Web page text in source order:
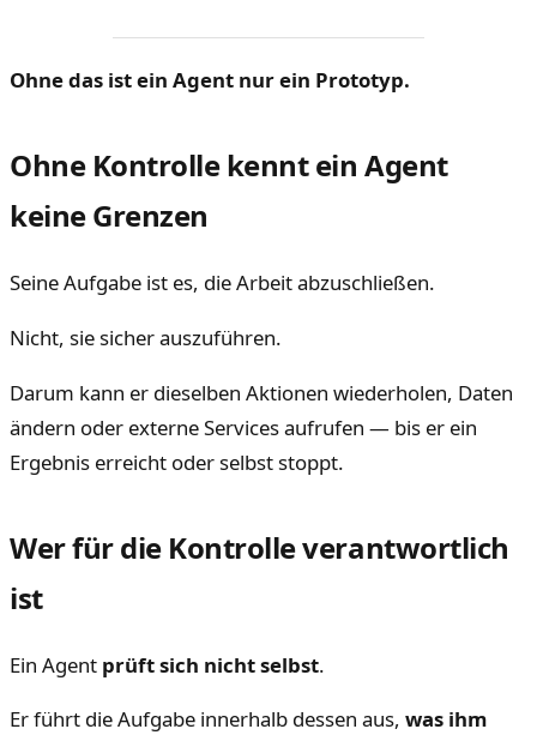
Ohne das ist ein Agent nur ein Prototyp.
Ohne Kontrolle kennt ein Agent
keine Grenzen
Seine Aufgabe ist es, die Arbeit abzuschließen.
Nicht, sie sicher auszuführen.
Darum kann er dieselben Aktionen wiederholen, Daten
ändern oder externe Services aufrufen — bis er ein
Ergebnis erreicht oder selbst stoppt.
Wer für die Kontrolle verantwortlich
ist
Ein Agent prüft sich nicht selbst.
Er führt die Aufgabe innerhalb dessen aus, was ihm